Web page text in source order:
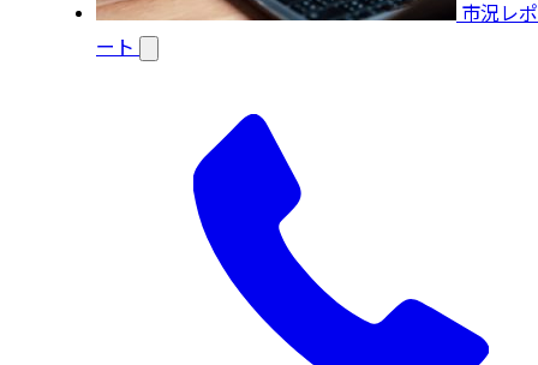
市況レポ
ート